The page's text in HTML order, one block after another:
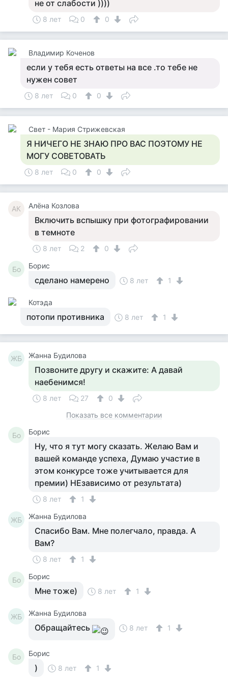
не от слабости ))))
8 лет 0 0
Владимир Коченов
если у тебя есть ответы на все .то тебе не
нужен совет
8 лет 0 0
Свет - Мария Стрижевская
Я НИЧЕГО НЕ ЗНАЮ ПРО ВАС ПОЭТОМУ НЕ
МОГУ СОВЕТОВАТЬ
8 лет 0 0
АК Алёна Козлова
Включить вспышку при фотографировании
в темноте
8 лет 2 0
Бо Борис
сделано намерено 8 лет 1
Котэда
потопи противника 8 лет 1
ЖБ Жанна Будилова
Позвоните другу и скажите: А давай
наебенимся!
8 лет 27
0
Показать все комментарии
Бо Борис
Ну, что я тут могу сказать. Желаю Вам и
вашей команде успеха, Думаю участие в
этом конкурсе тоже учитывается для
премии) НЕзависимо от результата)
8 лет 1
ЖБ Жанна Будилова
Спасибо Вам. Мне полегчало, правда. А
Вам?
8 лет 1
Бо Борис
Мне тоже) 8 лет 1
ЖБ Жанна Будилова
Обращайтесь 8 лет 1
Бо Борис
) 8 лет 1